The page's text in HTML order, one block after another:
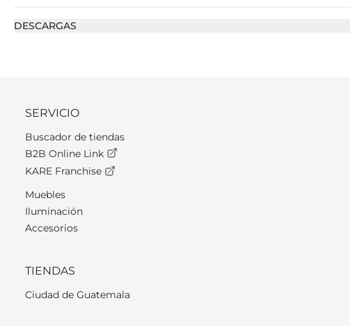
DESCARGAS
SERVICIO
Buscador de tiendas
B2B Online Link
KARE Franchise
Muebles
Iluminación
Accesorios
TIENDAS
Ciudad de Guatemala